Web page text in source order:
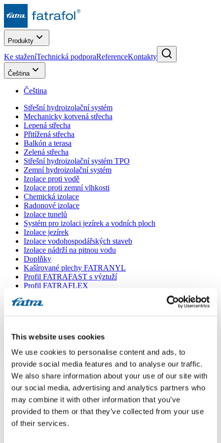
This website uses cookies
We use cookies to personalise content and ads, to
provide social media features and to analyse our traffic.
We also share information about your use of our site with
our social media, advertising and analytics partners who
may combine it with other information that you’ve
provided to them or that they’ve collected from your use
of their services.
Produkty
Ke staženíTechnická podporaReferenceKontakty
Čeština
Čeština
Střešní hydroizolační systém
Mechanicky kotvená střecha
Lepená střecha
Přitížená střecha
Balkón a terasa
Zelená střecha
Střešní hydroizolační systém TPO
Zemní hydroizolační systém
Izolace proti vodě
Izolace proti zemní vlhkosti
Chemická izolace
Radonové izolace
Izolace tunelů
Systém pro izolaci jezírek a vodních ploch
Izolace jezírek
Izolace vodohospodářských staveb
Izolace nádrží na pitnou vodu
Doplňky
Kašírované plechy FATRANYL
Profil FATRAFAST s výztuží
Profil FATRAFLEX
Parozábrana a tepelná izolace
VŠECHNY PRODUKTY
Menu
Menu
Domů/
Poradna
izolace venkovní terasy